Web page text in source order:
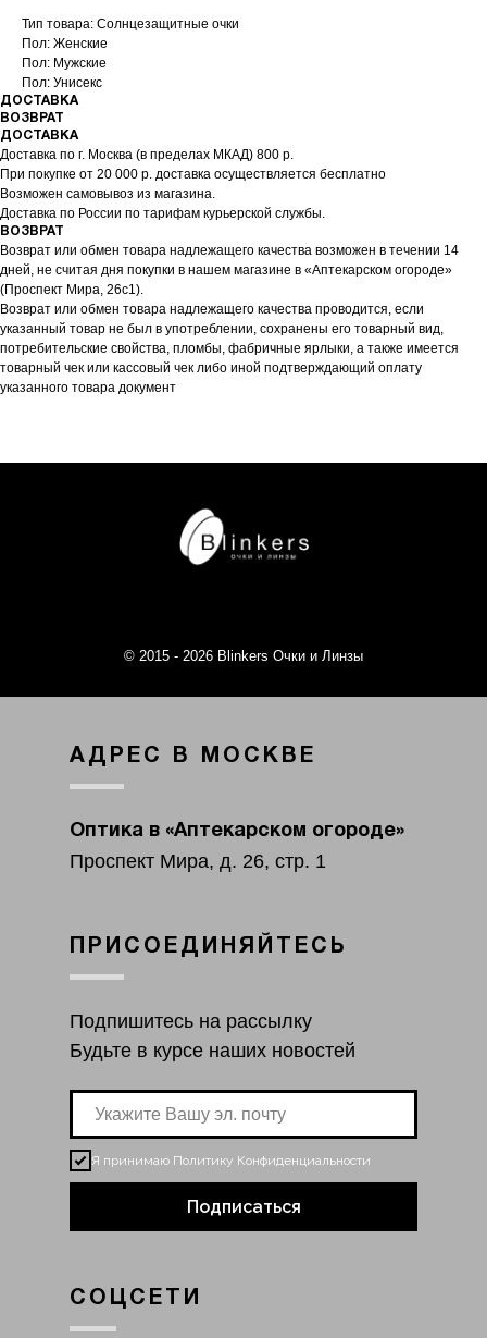
Тип товара: Солнцезащитные очки
Пол: Женские
Пол: Мужские
Пол: Унисекс
ДОСТАВКА
ВОЗВРАТ
ДОСТАВКА
Доставка по г. Москва (в пределах МКАД) 800 р.
При покупке от 20 000 р. доставка осуществляется бесплатно
Возможен самовывоз из магазина.
Доставка по России по тарифам курьерской службы.
ВОЗВРАТ
Возврат или обмен товара надлежащего качества возможен в течении 14
дней, не считая дня покупки в нашем магазине в «Аптекарском огороде»
(Проспект Мира, 26с1).
Возврат или обмен товара надлежащего качества проводится, если
указанный товар не был в употреблении, сохранены его товарный вид,
потребительские свойства, пломбы, фабричные ярлыки, а также имеется
товарный чек или кассовый чек либо иной подтверждающий оплату
указанного товара документ
© 2015 - 2026 Blinkers Очки и Линзы
АДРЕС В МОСКВЕ
ПРИСОЕДИНЯЙТЕСЬ
СОЦСЕТИ
Оптика в «Аптекарском огороде»
Проспект Мира, д. 26, стр. 1
Подпишитесь на рассылку
Будьте в курсе наших новостей
Я принимаю Политику Конфиденциальности
Подписаться